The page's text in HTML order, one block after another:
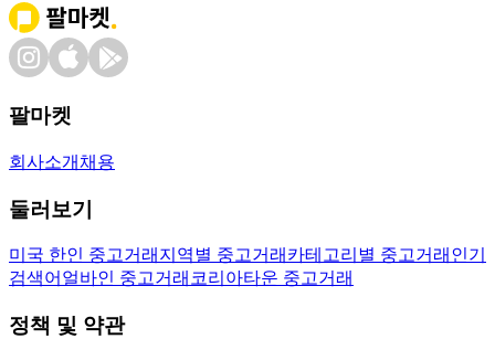
팔마켓
회사소개 채용
둘러보기
미국 한인 중고거래 지역별 중고거래 카테고리별 중고거래 인기
검색어 얼바인 중고거래 코리아타운 중고거래
정책 및 약관